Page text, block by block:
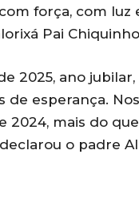
força, com luz
Pai
2025, ano
de esperança.
mais do
o padre